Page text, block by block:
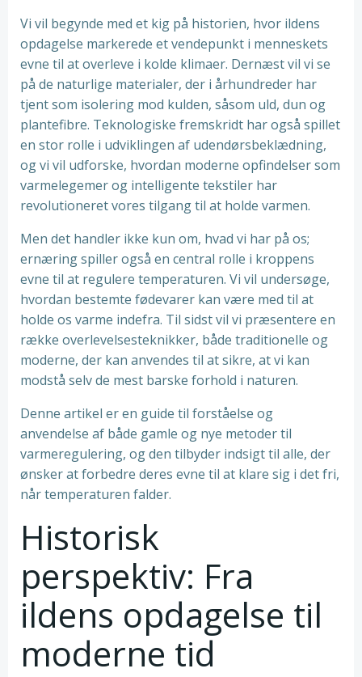
Vi vil begynde med et kig på historien, hvor ildens
opdagelse markerede et vendepunkt i menneskets
evne til at overleve i kolde klimaer. Dernæst vil vi se
på de naturlige materialer, der i århundreder har
tjent som isolering mod kulden, såsom uld, dun og
plantefibre. Teknologiske fremskridt har også spillet
en stor rolle i udviklingen af udendørsbeklædning,
og vi vil udforske, hvordan moderne opfindelser som
varmelegemer og intelligente tekstiler har
revolutioneret vores tilgang til at holde varmen.
Men det handler ikke kun om, hvad vi har på os;
ernæring spiller også en central rolle i kroppens
evne til at regulere temperaturen. Vi vil undersøge,
hvordan bestemte fødevarer kan være med til at
holde os varme indefra. Til sidst vil vi præsentere en
række overlevelsesteknikker, både traditionelle og
moderne, der kan anvendes til at sikre, at vi kan
modstå selv de mest barske forhold i naturen.
Denne artikel er en guide til forståelse og
anvendelse af både gamle og nye metoder til
varmeregulering, og den tilbyder indsigt til alle, der
ønsker at forbedre deres evne til at klare sig i det fri,
når temperaturen falder.
Historisk
perspektiv: Fra
ildens opdagelse til
moderne tid